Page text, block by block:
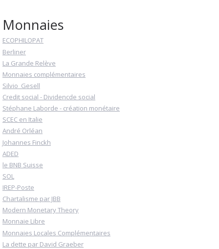
Monnaies
ECOPHILOPAT
Berliner
La Grande Relève
Monnaies complémentaires
Silvio_Gesell
Credit social - Dividencde social
Stéphane Laborde - création monétaire
SCEC en Italie
André Orléan
Johannes Finckh
ADED
le BNB Suisse
SOL
IREP-Poste
Chartalisme par JBB
Modern Monetary Theory
Monnaie Libre
Monnaies Locales Complémentaires
La dette par David Graeber